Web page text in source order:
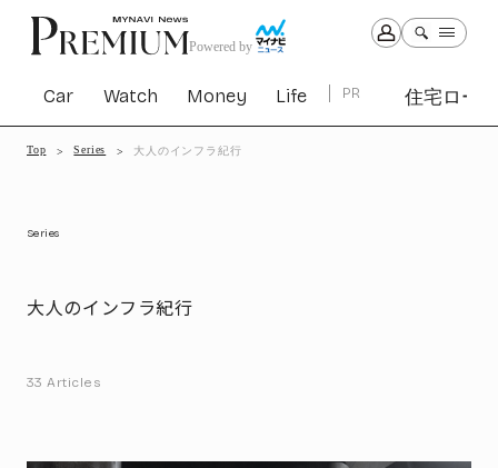
Powered by
Car Watch Money Life PR 住宅ロー
Car
Top Series 大人のインフラ紀行
Series
大人のインフラ紀行
33 Articles